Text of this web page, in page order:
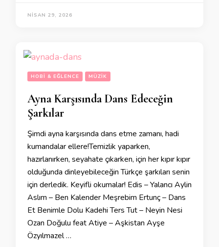
NISAN 29, 2026
HOBI & EĞLENCE MÜZIK
Ayna Karşısında Dans Edeceğin
Şarkılar
Şimdi ayna karşısında dans etme zamanı, hadi
kumandalar ellere!Temizlik yaparken,
hazırlanırken, seyahate çıkarken, için her kıpır kıpır
olduğunda dinleyebileceğin Türkçe şarkıları senin
için derledik. Keyifli okumalar! Edis – Yalancı Aylin
Aslım – Ben Kalender Meşrebim Ertunç – Dans
Et Benimle Dolu Kadehi Ters Tut – Neyin Nesi
Ozan Doğulu feat Atiye – Aşkistan Ayşe
Özyılmazel …